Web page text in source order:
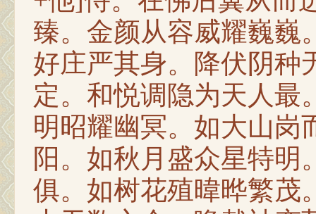
臻。金颜从容威耀巍巍
好庄严其身。降伏阴种
定。和悦调隐为天人最
明昭耀幽冥。如大山岗
阳。如秋月盛众星特明
俱。如树花殖暐晔繁茂